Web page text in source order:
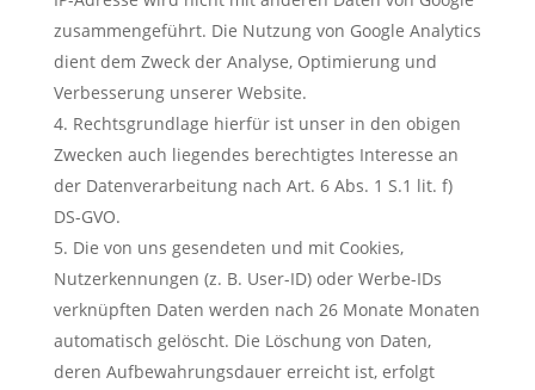
zusammengeführt. Die Nutzung von Google Analytics
dient dem Zweck der Analyse, Optimierung und
Verbesserung unserer Website.
Rechtsgrundlage hierfür ist unser in den obigen
Zwecken auch liegendes berechtigtes Interesse an
der Datenverarbeitung nach Art. 6 Abs. 1 S.1 lit. f)
DS-GVO.
Die von uns gesendeten und mit Cookies,
Nutzerkennungen (z. B. User-ID) oder Werbe-IDs
verknüpften Daten werden nach 26 Monate Monaten
automatisch gelöscht. Die Löschung von Daten,
deren Aufbewahrungsdauer erreicht ist, erfolgt